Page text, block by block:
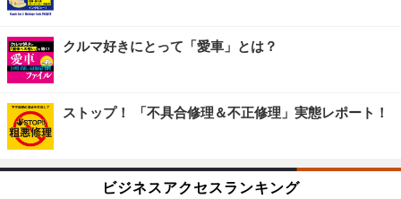
クルマ好きにとって「愛車」とは？
ストップ！ 「不具合修理＆不正修理」実態レポート！
ビジネスアクセスランキング